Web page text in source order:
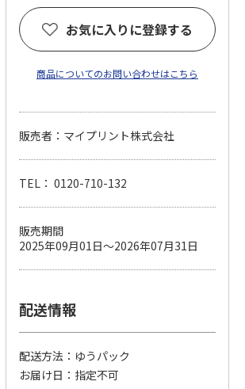
ローラルの香り
(送料別・税込)
お気に入りに登録する
商品についてのお問い合わせはこちら
販売者：マイプリント株式会社
TEL： 0120-710-132
販売期間
2025年09月01日～2026年07月31日
配送情報
配送方法
ゆうパック
お届け日
指定不可